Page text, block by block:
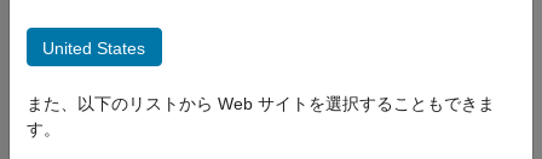
United States
また、以下のリストから Web サイトを選択することもできま
す。